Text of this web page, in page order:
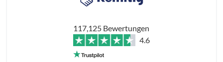
117,125 Bewertungen
4.6